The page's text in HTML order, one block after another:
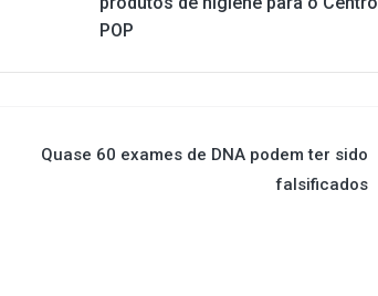
POP
Quase 60 exames de DNA podem ter sido
falsificados